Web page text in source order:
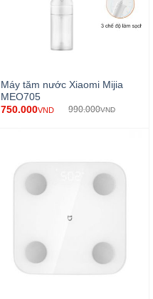
Máy tăm nước Xiaomi Mijia
MEO705
750.000VND 990.000VND